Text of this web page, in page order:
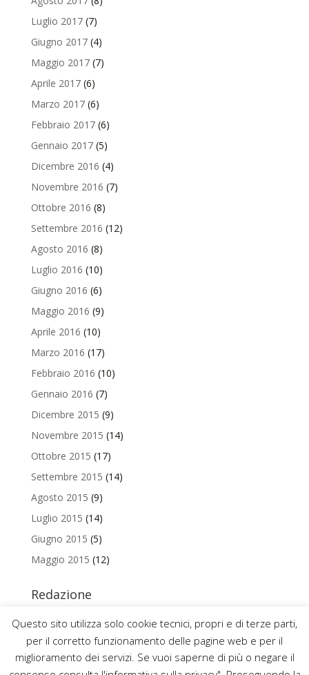
Luglio 2017(7)
Giugno 2017(4)
Maggio 2017(7)
Aprile 2017(6)
Marzo 2017(6)
Febbraio 2017(6)
Gennaio 2017(5)
Dicembre 2016 (4)
Novembre 2016 (7)
Ottobre 2016 (8)
Settembre 2016 (12)
Agosto 2016 (8)
Luglio 2016 (10)
Giugno 2016 (6)
Maggio 2016 (9)
Aprile 2016 (10)
Marzo 2016 (17)
Febbraio 2016 (10)
Gennaio 2016 (7)
Dicembre 2015 (9)
Novembre 2015 (14)
Ottobre 2015 (17)
Settembre 2015 (14)
Agosto 2015 (9)
Luglio 2015 (14)
Giugno 2015 (5)
Maggio 2015 (12)
Redazione
uniamo@uniurb.it
Questo sito utilizza solo cookie tecnici, propri e di terze parti,
per il corretto funzionamento delle pagine web e per il
miglioramento dei servizi. Se vuoi saperne di più o negare il